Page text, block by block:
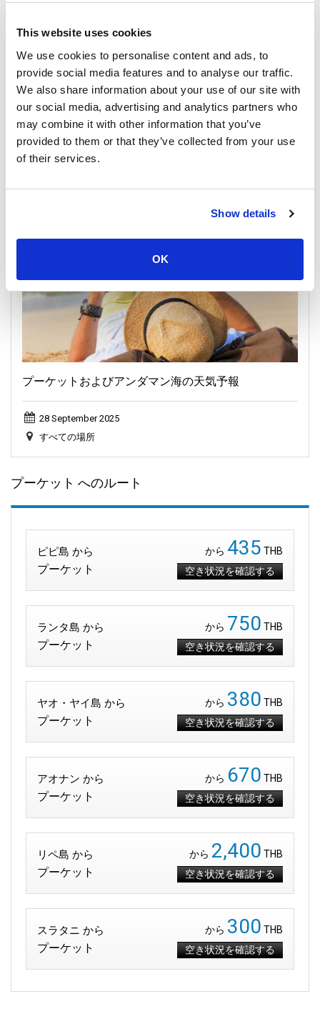
This website uses cookies
We use cookies to personalise content and ads, to
provide social media features and to analyse our traffic.
We also share information about your use of our site with
our social media, advertising and analytics partners who
may combine it with other information that you’ve
provided to them or that they’ve collected from your use
of their services.
Show details
OK
プーケットおよびアンダマン海の天気予報
16 November 2025
すべての場所
プーケットおよびアンダマン海の天気予報
28 September 2025
すべての場所
プーケット へのルート
ピピ島 から
プーケット
から 435 THB
空き状況を確認する
ランタ島 から
プーケット
から 750 THB
空き状況を確認する
ヤオ・ヤイ島 から
プーケット
から 380 THB
空き状況を確認する
アオナン から
プーケット
から 670 THB
空き状況を確認する
リペ島 から
プーケット
から 2,400 THB
空き状況を確認する
スラタニ から
プーケット
から 300 THB
空き状況を確認する